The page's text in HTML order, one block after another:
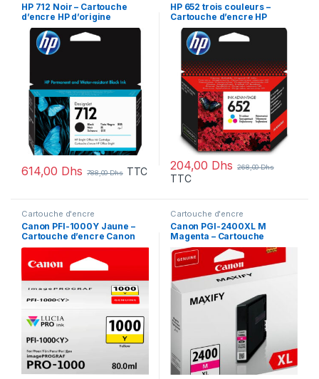
HP 712 Noir – Cartouche
d’encre HP d’origine
(3ED70A)
614,00 Dhs 788,00Dhs TTC
HP 652 trois couleurs –
Cartouche d’encre HP
d’origine (F6V24AE)
204,00 Dhs 268,00Dhs
TTC
Cartouche d'encre
Canon PFI-1000Y Jaune –
Cartouche d’encre Canon
d’origine (0549C001AA)
Cartouche d'encre
Canon PGI-2400XL M
Magenta – Cartouche
d’encre grande capacité
Canon d’origine
(9275B001AA)